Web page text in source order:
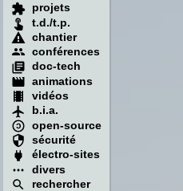
projets
t.d./t.p.
chantier
conférences
doc-tech
animations
vidéos
b.i.a.
open-source
sécurité
électro-sites
divers
rechercher